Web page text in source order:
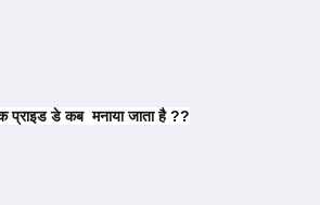
डे कब मनाया जाता है ??